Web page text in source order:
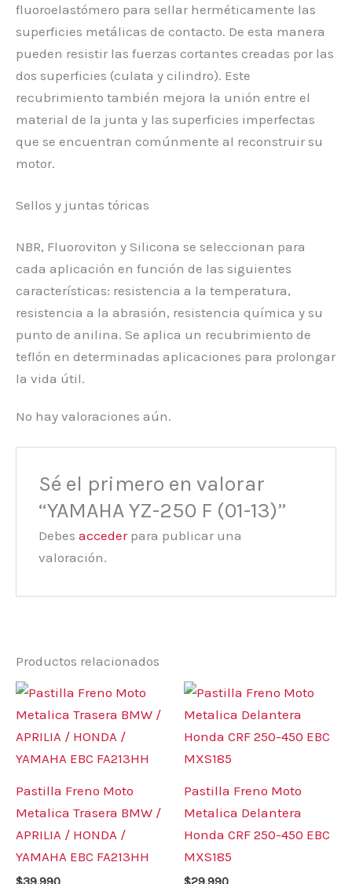
fluoroelastómero para sellar herméticamente las
superficies metálicas de contacto. De esta manera
pueden resistir las fuerzas cortantes creadas por las
dos superficies (culata y cilindro). Este
recubrimiento también mejora la unión entre el
material de la junta y las superficies imperfectas
que se encuentran comúnmente al reconstruir su
motor.
Sellos y juntas tóricas
NBR, Fluoroviton y Silicona se seleccionan para
cada aplicación en función de las siguientes
características: resistencia a la temperatura,
resistencia a la abrasión, resistencia química y su
punto de anilina. Se aplica un recubrimiento de
teflón en determinadas aplicaciones para prolongar
la vida útil.
No hay valoraciones aún.
Sé el primero en valorar
“YAMAHA YZ-250 F (01-13)”
Debesaccederpara publicar una
valoración.
Productos relacionados
Pastilla Freno Moto
Metalica Trasera BMW /
APRILIA / HONDA /
YAMAHA EBC FA213HH
Pastilla Freno Moto
Metalica Delantera
Honda CRF 250-450 EBC
MXS185